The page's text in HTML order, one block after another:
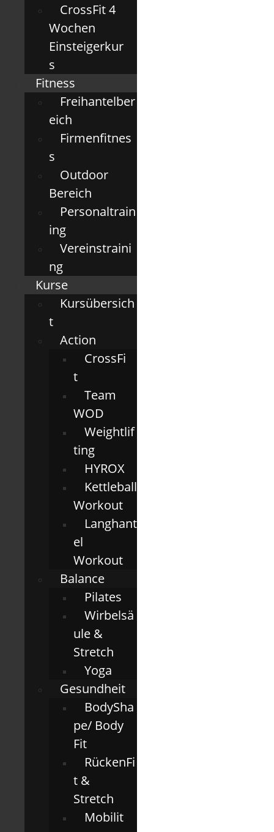
CrossFit 4
Wochen
Einsteigerkur
s
Fitness
Freihantelber
eich
Firmenfitnes
s
Outdoor
Bereich
Personaltrain
ing
Vereinstraini
ng
Kurse
Kursübersich
t
Action
CrossFi
t
Team
WOD
Weightlif
ting
HYROX
Kettleball
Workout
Langhant
el
Workout
Balance
Pilates
Wirbelsä
ule &
Stretch
Yoga
Gesundheit
BodySha
pe/ Body
Fit
RückenFi
t &
Stretch
Mobilit